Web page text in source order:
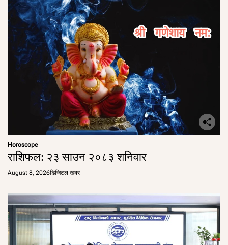
Horoscope
राशिफल: २३ साउन २०८३ शनिवार
August 8, 2026डिजिटल खबर